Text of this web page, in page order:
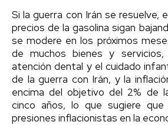
Si la guerra con Irán se resuelve,
precios de la gasolina sigan
se modere en los próximos
de muchos bienes y
atención dental y el cuidado
de la guerra con Irán, y la
encima del objetivo del 2% de
cinco años, lo que sugiere
presiones inflacionistas en la